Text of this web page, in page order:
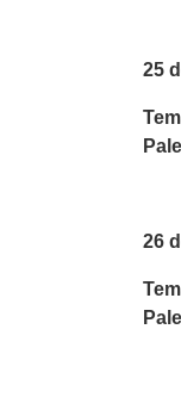
25
26